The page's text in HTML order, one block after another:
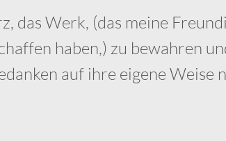
das Werk, (das meine
haben,) zu bewahren
auf ihre eigene Weise